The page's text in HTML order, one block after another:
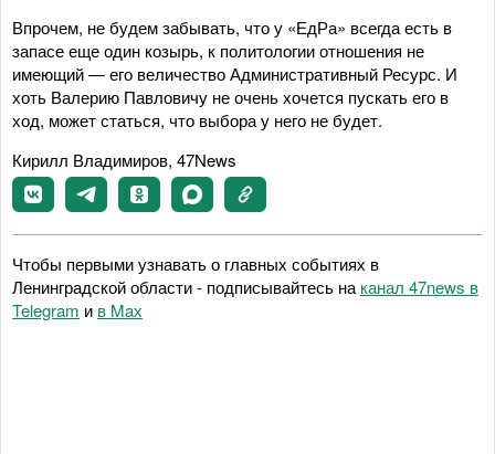
Впрочем, не будем забывать, что у «ЕдРа» всегда есть в
запасе еще один козырь, к политологии отношения не
имеющий — его величество Административный Ресурс. И
хоть Валерию Павловичу не очень хочется пускать его в
ход, может статься, что выбора у него не будет.
Кирилл Владимиров, 47News
Чтобы первыми узнавать о главных событиях в
Ленинградской области - подписывайтесь на канал 47news в
Telegram и в Maх